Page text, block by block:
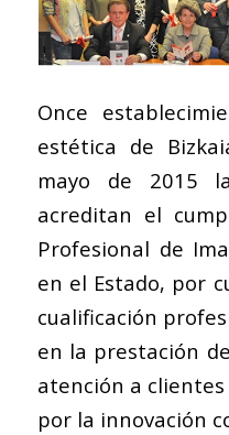
Once
estética de
mayo de 2015
acreditan el
Profesional de
en el Estado, por
cualificación
en la prestación
atención a
por la innovación